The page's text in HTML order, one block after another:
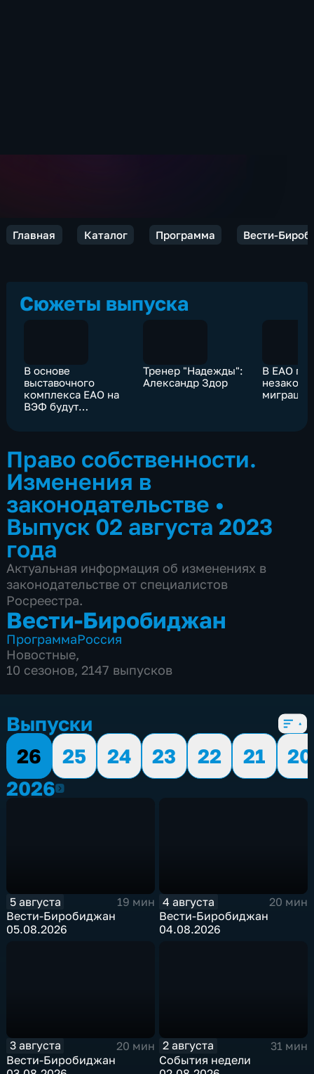
Главная Каталог Программа Вести-
Сюжеты выпуска
В основе
выставочного
комплекса ЕАО на
ВЭФ будут
Тренер "Надежды":
Александр Здор
В ЕАО
миграции
Право собственности.
Изменения в
законодательстве •
Выпуск 02 августа 2023
года
Актуальная информация об изменениях в
законодательстве от специалистов
Росреестра.
Вести-Биробиджан
ПрограммаРоссия
Новостные,
10 сезонов, 2147 выпусков
Выпуски
26
25 24 23 22 21
20
20262026
5 августа
19 мин
Вести-Биробиджан
05.08.2026
4 августа
20 мин
Вести-Биробиджан
04.08.2026
3 августа
20 мин
Вести-Биробиджан
2 августа
31 мин
События недели